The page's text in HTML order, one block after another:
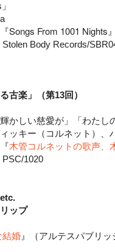
」
Songs From 1001 Nights
Stolen Body Records/
古楽」（第13回）
かしい慈愛が」「わたし
ッキー（コルネット）、
木管コルネットの歌声、
PSC/1020
ップ
結婚』（アルテスパブリッ